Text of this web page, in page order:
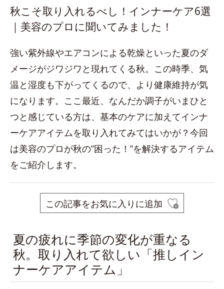
秋こそ取り入れるべし！インナーケア6選
｜美容のプロに聞いてみました！
強い紫外線やエアコンによる乾燥といった夏のダ
メージがジワジワと現れてくる秋。この時季、気
温と湿度も下がってくるので、より健康維持が気
になります。ここ最近、なんだか調子がいまひと
つと感じている方は、基本のケアに加えてインナ
ーケアアイテムを取り入れてみてはいかが？今回
は美容のプロが秋の”困った！”を解決するアイテム
をご紹介します。
この記事をお気に入りに追加
夏の疲れに季節の変化が重なる
秋。取り入れて欲しい「推しイン
ナーケアアイテム」